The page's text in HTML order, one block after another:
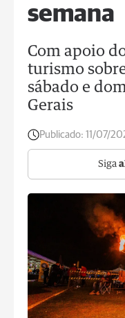
semana
Com apoio
turismo
sábado e
Gerais
Publicado: 11/07/
Siga